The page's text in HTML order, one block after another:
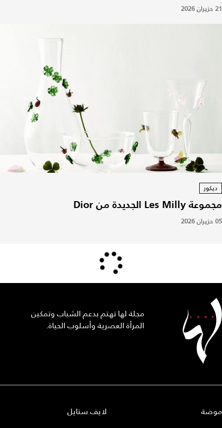
21 حزيران 2026
ديكور
مجموعة Les Milly الجديدة من Dior
05 حزيران 2026
مجلة لها تهتم بدعم الشباب وتمكين
المرأة العصرية وأسلوب الحياة.
موضة
لايف ستايل